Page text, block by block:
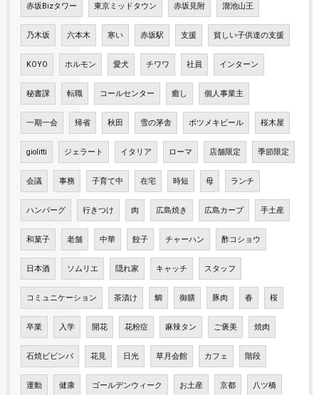
赤坂Bizタワー 東京ミッドタウン 赤坂見附 溜池山王
乃木坂 六本木 寒い 赤坂駅 支援 貧しい子供達の支援
KOYO ホルモン 愛犬 チワワ 社員 インターン
秘書課 転職 コールセンター 癒し 個人事業主
一期一会 帰省 秋田 雪の茅舎 ボツメキビール 桜木屋
giolitti ジェラート イタリア ローマ 店舗限定 季節限定
会議 事務 子育て中 在宅 時短 母 ランチ
ハンバーグ 行きつけ 肉 広島焼き 広島カープ 手土産
和菓子 老舗 中華 餃子 チャーハン 酢コショウ
日本酒 ソムリエ 隠れ家 キャッチ スタッフ
コミュニケーション 茶漬け 鯛 御膳 豚肉 春 桜
卒業 入学 開花 花粉症 麻辣タン ご褒美 焼肉
石焼ビビンバ 花見 日光 草月会館 カフェ 階段
運動 健康 ゴールデンウィーク お土産 京都 八ツ橋